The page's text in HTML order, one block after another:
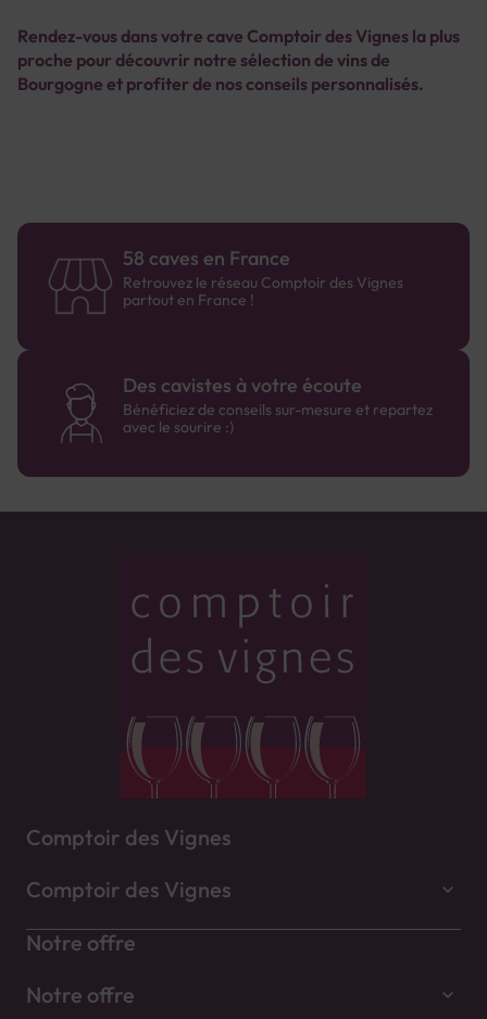
Rendez-vous dans votre cave Comptoir des Vignes la plus
proche pour découvrir notre sélection de vins de
Bourgogne et profiter de nos conseils personnalisés.
58 caves en France
Retrouvez le réseau Comptoir des Vignes
partout en France !
Des cavistes à votre écoute
Bénéficiez de conseils sur-mesure et repartez
avec le sourire :)
Comptoir des Vignes
Comptoir des Vignes
Notre offre
Notre offre